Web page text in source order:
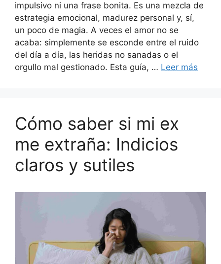
impulsivo ni una frase bonita. Es una mezcla de
estrategia emocional, madurez personal y, sí,
un poco de magia. A veces el amor no se
acaba: simplemente se esconde entre el ruido
del día a día, las heridas no sanadas o el
orgullo mal gestionado. Esta guía, … Leer más
Cómo saber si mi ex
me extraña: Indicios
claros y sutiles